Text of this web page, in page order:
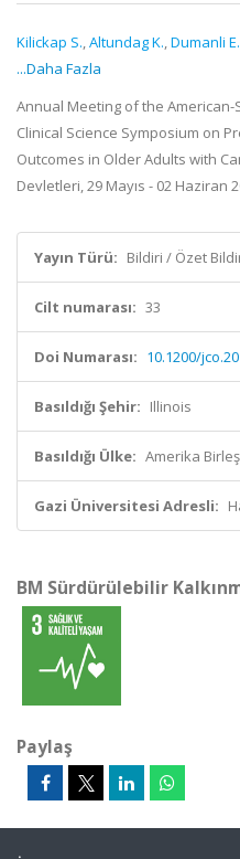
Kilickap S.,Altundag K.,Dumanli E.
...Daha Fazla
Annual Meeting of the American-
Clinical Science Symposium on
Outcomes in Older Adults with
Devletleri, 29 Mayıs - 02 Haziran
Yayın Türü: Bildiri / Özet
Cilt numarası: 33
Doi Numarası: 10.1200/
Basıldığı Şehir: Illinois
Basıldığı Ülke: Amerika
Gazi Üniversitesi Adresli:
BM Sürdürülebilir
Paylaş